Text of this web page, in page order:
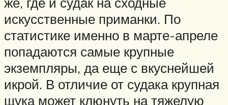
искусственные приманки. По
статистике именно в марте-апреле
попадаются самые крупные
экземпляры, да еще с вкуснейшей
икрой. В отличие от судака крупная
щука может клюнуть на тяжелую